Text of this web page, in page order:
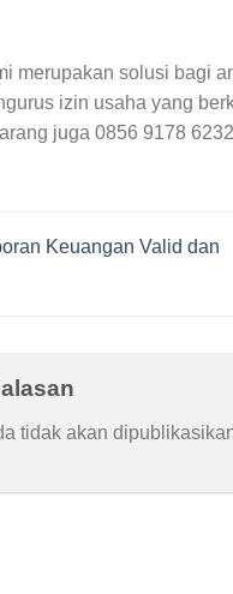
merupakan solusi bagi
izin usaha yang
juga 0856 9178 6232
Keuangan Valid dan
tidak akan